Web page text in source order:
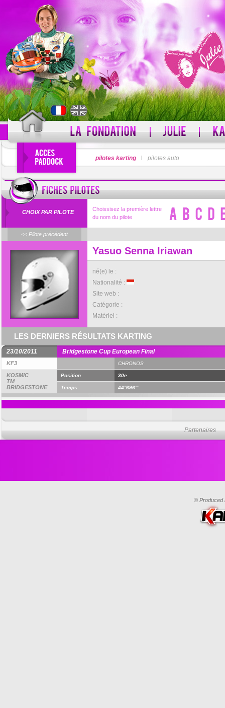
PSEUDO
Pseudo oublié ?
MOT DE PASSE
pilotes karting pilotes auto
CHOIX PAR PILOTE
Choissisez la première lettre
du nom du pilote
<< Pilote précédent
Yasuo Senna Iriawan
né(e) le :
Nationalité :
Site web :
Catégorie :
Matériel :
LES DERNIERS RÉSULTATS KARTING
23/10/2011 Bridgestone Cup European Final
KF3
KOSMIC
TM
BRIDGESTONE
CHRONOS
Position 30e
Temps 44''696'''
Partenaires
© Produced